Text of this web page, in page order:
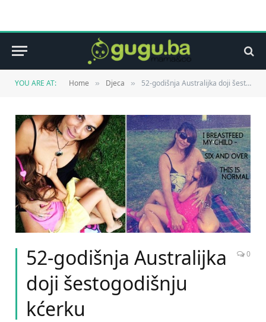
YOU ARE AT: Home » Djeca » 52-godišnja Australijka doji šestogodišnju kćerku
52-godišnja Australijka
doji šestogodišnju
kćerku
0